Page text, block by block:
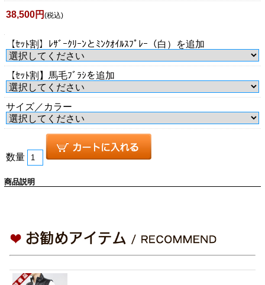
38,500円 (税込)
【ｾｯﾄ割】ﾚｻﾞｰｸﾘｰﾝとﾐﾝｸｵｲﾙｽﾌﾟﾚｰ（白）を追加
【ｾｯﾄ割】馬毛ﾌﾞﾗｼを追加
サイズ／カラー
数量
商品説明